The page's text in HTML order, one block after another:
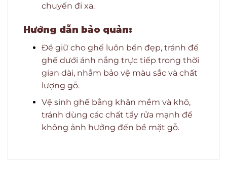
chuyến đi xa.
Hướng dẫn bảo quản:
Để giữ cho ghế luôn bền đẹp, tránh để
ghế dưới ánh nắng trực tiếp trong thời
gian dài, nhằm bảo vệ màu sắc và chất
lượng gỗ.
Vệ sinh ghế bằng khăn mềm và khô,
tránh dùng các chất tẩy rửa mạnh để
không ảnh hưởng đến bề mặt gỗ.